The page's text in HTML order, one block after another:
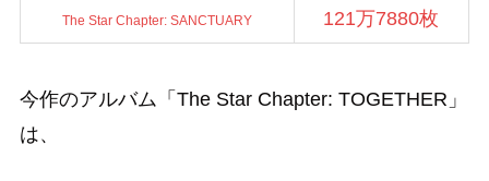
The Star Chapter: SANCTUARY 121万7880枚
今作のアルバム「The Star Chapter: TOGETHER」
は、